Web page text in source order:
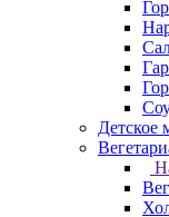
Детское